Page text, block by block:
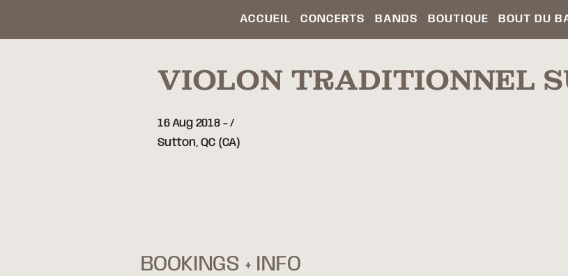
ACCUEIL CONCERTS BANDS BOUTIQUE BOUT DU
VIOLON TRADITIONNEL
16 Aug 2018-
Sutton,QC (CA)
BOOKINGS + INFO